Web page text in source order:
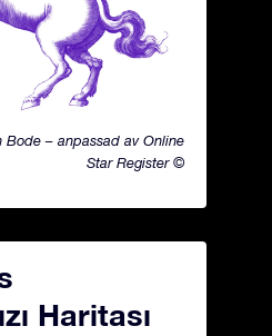
Bode – anpassad av Online
Star Register ©
Haritası